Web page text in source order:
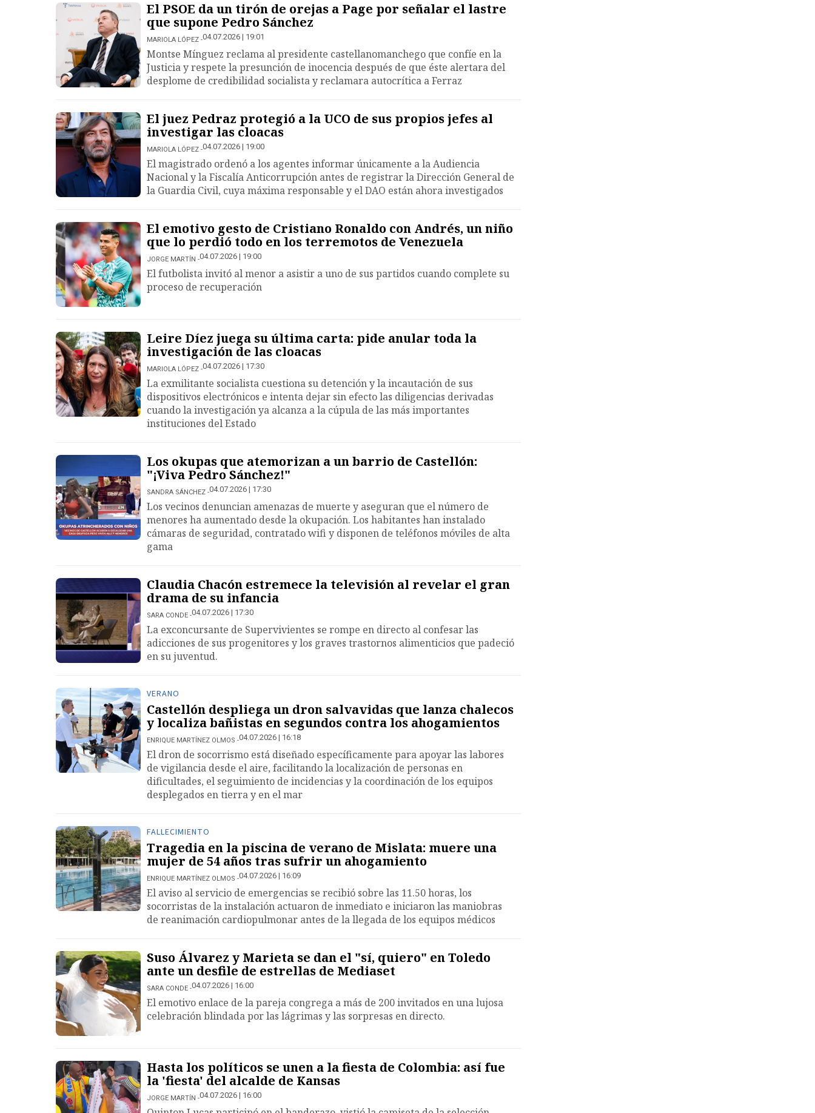
El PSOE da un tirón de orejas a Page por señalar el lastre
que supone Pedro Sánchez
MARIOLA LÓPEZ 04.07.2026 | 19:01
Montse Mínguez reclama al presidente castellanomanchego que confíe en la
Justicia y respete la presunción de inocencia después de que éste alertara del
desplome de credibilidad socialista y reclamara autocrítica a Ferraz
El juez Pedraz protegió a la UCO de sus propios jefes al
investigar las cloacas
MARIOLA LÓPEZ 04.07.2026 | 19:00
El magistrado ordenó a los agentes informar únicamente a la Audiencia
Nacional y la Fiscalía Anticorrupción antes de registrar la Dirección General de
la Guardia Civil, cuya máxima responsable y el DAO están ahora investigados
El emotivo gesto de Cristiano Ronaldo con Andrés, un niño
que lo perdió todo en los terremotos de Venezuela
JORGE MARTÍN 04.07.2026 | 19:00
El futbolista invitó al menor a asistir a uno de sus partidos cuando complete su
proceso de recuperación
Leire Díez juega su última carta: pide anular toda la
investigación de las cloacas
MARIOLA LÓPEZ 04.07.2026 | 17:30
La exmilitante socialista cuestiona su detención y la incautación de sus
dispositivos electrónicos e intenta dejar sin efecto las diligencias derivadas
cuando la investigación ya alcanza a la cúpula de las más importantes
instituciones del Estado
Los okupas que atemorizan a un barrio de Castellón:
"¡Viva Pedro Sánchez!"
SANDRA SÁNCHEZ 04.07.2026 | 17:30
Los vecinos denuncian amenazas de muerte y aseguran que el número de
menores ha aumentado desde la okupación. Los habitantes han instalado
cámaras de seguridad, contratado wifi y disponen de teléfonos móviles de alta
gama
Claudia Chacón estremece la televisión al revelar el gran
drama de su infancia
SARA CONDE 04.07.2026 | 17:30
La exconcursante de Supervivientes se rompe en directo al confesar las
adicciones de sus progenitores y los graves trastornos alimenticios que padeció
en su juventud.
VERANO
Castellón despliega un dron salvavidas que lanza chalecos
y localiza bañistas en segundos contra los ahogamientos
ENRIQUE MARTÍNEZ OLMOS 04.07.2026 | 16:18
El dron de socorrismo está diseñado específicamente para apoyar las labores
de vigilancia desde el aire, facilitando la localización de personas en
dificultades, el seguimiento de incidencias y la coordinación de los equipos
desplegados en tierra y en el mar
FALLECIMIENTO
Tragedia en la piscina de verano de Mislata: muere una
mujer de 54 años tras sufrir un ahogamiento
ENRIQUE MARTÍNEZ OLMOS 04.07.2026 | 16:09
El aviso al servicio de emergencias se recibió sobre las 11.50 horas, los
socorristas de la instalación actuaron de inmediato e iniciaron las maniobras
de reanimación cardiopulmonar antes de la llegada de los equipos médicos
Suso Álvarez y Marieta se dan el "sí, quiero" en Toledo
ante un desfile de estrellas de Mediaset
SARA CONDE 04.07.2026 | 16:00
El emotivo enlace de la pareja congrega a más de 200 invitados en una lujosa
celebración blindada por las lágrimas y las sorpresas en directo.
Hasta los políticos se unen a la fiesta de Colombia: así fue
la 'fiesta' del alcalde de Kansas
JORGE MARTÍN 04.07.2026 | 16:00